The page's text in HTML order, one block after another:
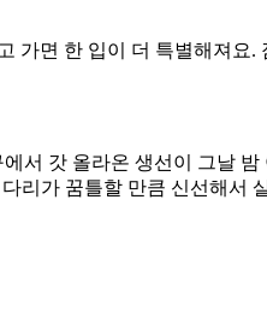
가면 한 입이 더 특별해져요.
서 갓 올라온 생선이 그날
리가 꿈틀할 만큼 신선해서